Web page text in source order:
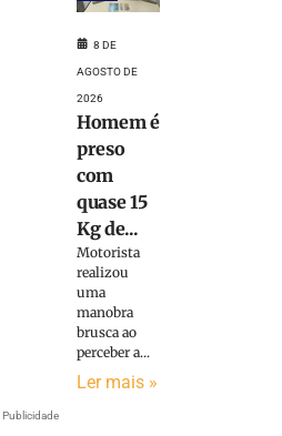
Publicidade
8 DE
AGOSTO DE
2026
Homem é
preso
com
quase 15
Kg de...
Motorista
realizou
uma
manobra
brusca ao
perceber a...
Ler mais »